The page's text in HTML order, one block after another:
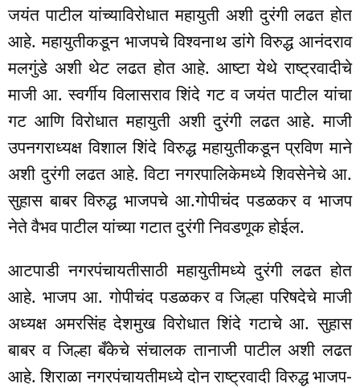
जयंत पाटील यांच्याविरोधात महायुती अशी दुरंगी लढत होत
आहे. महायुतीकडून भाजपचे विश्वनाथ डांगे विरुद्ध आनंदराव
मलगुंडे अशी थेट लढत होत आहे. आष्टा येथे राष्ट्रवादीचे
माजी आ. स्वर्गीय विलासराव शिंदे गट व जयंत पाटील यांचा
गट आणि विरोधात महायुती अशी दुरंगी लढत आहे. माजी
उपनगराध्यक्ष विशाल शिंदे विरुद्ध महायुतीकडून प्रविण माने
अशी दुरंगी लढत आहे. विटा नगरपालिकेमध्ये शिवसेनेचे आ.
सुहास बाबर विरुद्ध भाजपचे आ.गोपीचंद पडळकर व भाजप
नेते वैभव पाटील यांच्या गटात दुरंगी निवडणूक होईल.
आटपाडी नगरपंचायतीसाठी महायुतीमध्ये दुरंगी लढत होत
आहे. भाजप आ. गोपीचंद पडळकर व जिल्हा परिषदेचे माजी
अध्यक्ष अमरसिंह देशमुख विरोधात शिंदे गटाचे आ. सुहास
बाबर व जिल्हा बँकेचे संचालक तानाजी पाटील अशी लढत
आहे. शिराळा नगरपंचायतीमध्ये दोन राष्ट्रवादी विरुद्ध भाजप-